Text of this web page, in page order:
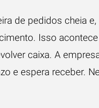
de pedidos cheia e,
Isso
caixa. A
e espera receber.